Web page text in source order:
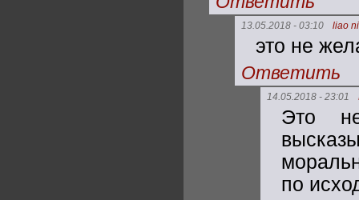
13.05.2018 - 03:10 liao
это не
Ответить
14.05.2018 - 23:01
Это
по